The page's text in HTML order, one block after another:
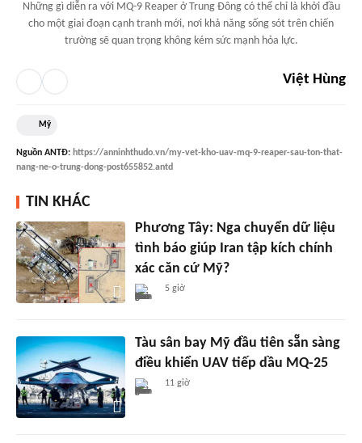
Những gì diễn ra với MQ-9 Reaper ở Trung Đông có thể chỉ là khởi đầu
cho một giai đoạn cạnh tranh mới, nơi khả năng sống sót trên chiến
trường sẽ quan trọng không kém sức mạnh hỏa lực.
Việt Hùng
Mỹ
Nguồn ANTĐ: https://anninhthudo.vn/my-vet-kho-uav-mq-9-reaper-sau-ton-that-
nang-ne-o-trung-dong-post655852.antd
TIN KHÁC
Phương Tây: Nga chuyển dữ liệu
tình báo giúp Iran tập kích chính
xác căn cứ Mỹ?
5 giờ
Tàu sân bay Mỹ đầu tiên sẵn sàng
điều khiển UAV tiếp dầu MQ-25
11 giờ